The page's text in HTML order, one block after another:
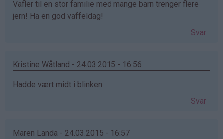
Vafler til en stor familie med mange barn trenger flere
jern! Ha en god vaffeldag!
Svar
Kristine Wåtland - 24.03.2015 - 16:56
Hadde vært midt i blinken
Svar
Maren Landa - 24.03.2015 - 16:57